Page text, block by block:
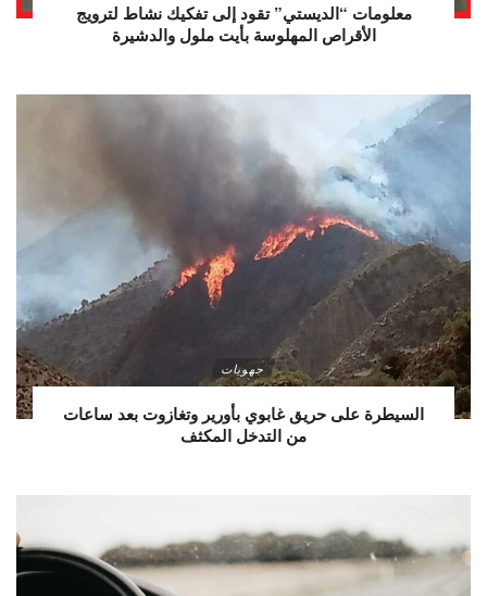
معلومات “الديستي” تقود إلى تفكيك نشاط لترويج
الأقراص المهلوسة بأيت ملول والدشيرة
جهويات
السيطرة على حريق غابوي بأورير وتغازوت بعد ساعات
من التدخل المكثف